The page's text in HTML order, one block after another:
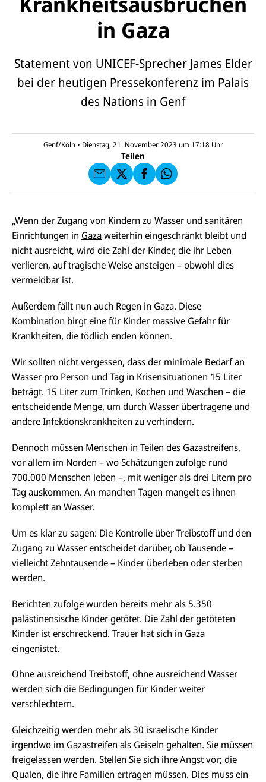
in Gaza
Statement von UNICEF-Sprecher James Elder
bei der heutigen Pressekonferenz im Palais
des Nations in Genf
Genf/Köln• Dienstag, 21. November 2023 um 17:18 Uhr
Teilen
M
a
n
U
I
C
E
e
n
d
e
n
U
N
I
C
E
F
a
X
U
N
E
F
a
u
f
F
a
b
o
k
IC
E
F
uf
W
h
a
p
p
„Wenn der Zugang von Kindern zu Wasser und sanitären
Einrichtungen in Gazaweiterhin eingeschränkt bleibt und
nicht ausreicht, wird die Zahl der Kinder, die ihr Leben
verlieren, auf tragische Weise ansteigen – obwohl dies
vermeidbar ist.
Außerdem fällt nun auch Regen in Gaza. Diese
Kombination birgt eine für Kinder massive Gefahr für
Krankheiten, die tödlich enden können.
Wir sollten nicht vergessen, dass der minimale Bedarf an
Wasser pro Person und Tag in Krisensituationen 15 Liter
beträgt. 15 Liter zum Trinken, Kochen und Waschen – die
entscheidende Menge, um durch Wasser übertragene und
andere Infektionskrankheiten zu verhindern.
Dennoch müssen Menschen in Teilen des Gazastreifens,
vor allem im Norden – wo Schätzungen zufolge rund
700.000 Menschen leben –, mit weniger als drei Litern pro
Tag auskommen. An manchen Tagen mangelt es ihnen
komplett an Wasser.
Um es klar zu sagen: Die Kontrolle über Treibstoff und den
Zugang zu Wasser entscheidet darüber, ob Tausende –
vielleicht Zehntausende – Kinder überleben oder sterben
werden.
Berichten zufolge wurden bereits mehr als 5.350
palästinensische Kinder getötet. Die Zahl der getöteten
Kinder ist erschreckend. Trauer hat sich in Gaza
eingenistet.
Ohne ausreichend Treibstoff, ohne ausreichend Wasser
werden sich die Bedingungen für Kinder weiter
verschlechtern.
Gleichzeitig werden mehr als 30 israelische Kinder
irgendwo im Gazastreifen als Geiseln gehalten. Sie müssen
freigelassen werden. Stellen Sie sich ihre Angst vor; die
Qualen, die ihre Familien ertragen müssen. Dies muss ein